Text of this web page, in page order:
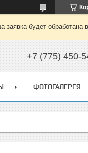
будет обработана
+7 (775) 450-
ФОТОГАЛЕРЕЯ